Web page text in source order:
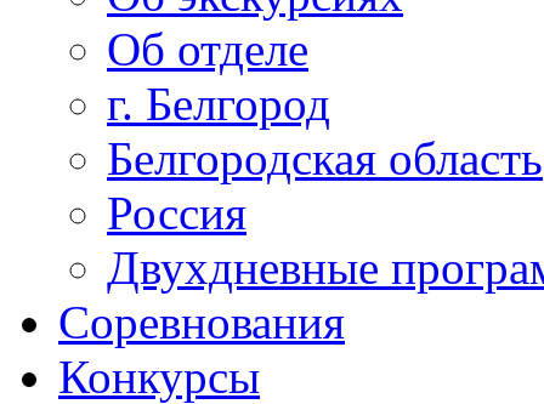
Об отделе
г. Белгород
Белгородская область
Россия
Двухдневные
Соревнования
Конкурсы